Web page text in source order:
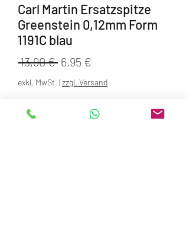
Carl Martin Ersatzspitze
Greenstein 0,12mm Form
1191C blau
13,90 € Standardpreis
6,95 €
Preis
exkl. MwSt. |zzgl. Versand
Anzahl